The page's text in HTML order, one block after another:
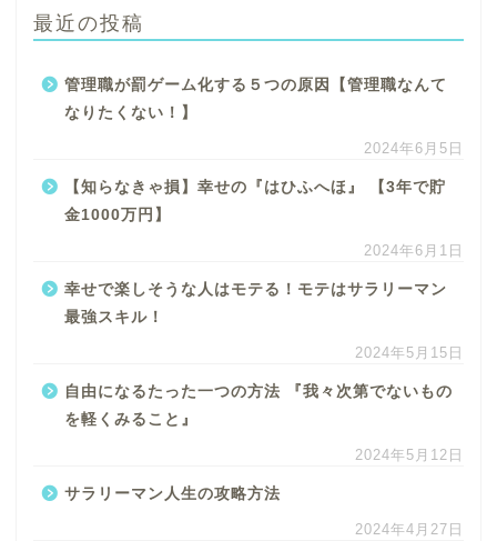
最近の投稿
管理職が罰ゲーム化する５つの原因【管理職なんて
なりたくない！】
2024年6月5日
【知らなきゃ損】幸せの『はひふへほ』 【3年で貯
金1000万円】
2024年6月1日
幸せで楽しそうな人はモテる！モテはサラリーマン
最強スキル！
2024年5月15日
自由になるたった一つの方法 『我々次第でないもの
を軽くみること』
2024年5月12日
サラリーマン人生の攻略方法
2024年4月27日